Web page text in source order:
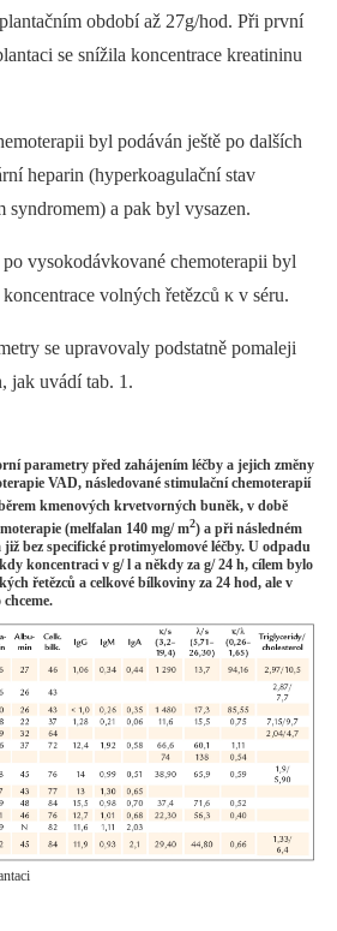
období až 27g/hod. Při první
se snížila koncentrace kreatininu
byl podáván ještě po dalších
heparin (hyperkoagulační stav
syndromem) a pak byl vysazen.
vysokodávkované chemoterapii byl
volných řetězců κ v séru.
se upravovaly podstatně pomaleji
jak uvádí tab. 1.
parametry před zahájením léčby a jejich změny
VAD, následované stimulační chemoterapií
kmenových krvetvorných buněk, v době
(melfalan 140 mg/ m2) a při následném
bez specifické protimyelomové léčby. U odpadu
koncentraci v g/ l a někdy za g/ 24 h, cílem bylo
řetězců a celkové bílkoviny za 24 hod, ale v